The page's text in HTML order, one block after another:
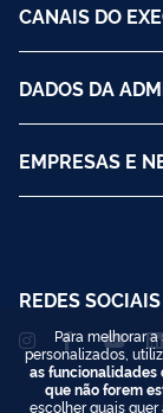
CANAIS DO
DADOS DA
EMPRESAS E
REDES SOCIAIS
Para melhorar
personalizados,
as funcionalidades
que não forem
escolher quais quer